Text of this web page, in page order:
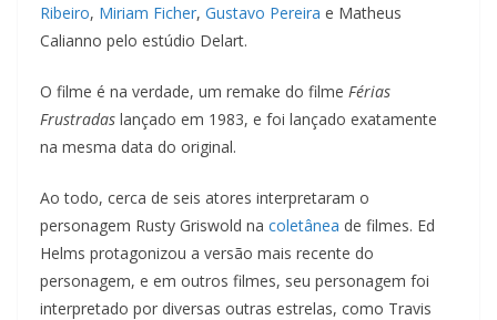
Ribeiro, Miriam Ficher, Gustavo Pereira e Matheus
Calianno pelo estúdio Delart.
O filme é na verdade, um remake do filme Férias
Frustradas lançado em 1983, e foi lançado exatamente
na mesma data do original.
Ao todo, cerca de seis atores interpretaram o
personagem Rusty Griswold na coletânea de filmes. Ed
Helms protagonizou a versão mais recente do
personagem, e em outros filmes, seu personagem foi
interpretado por diversas outras estrelas, como Travis